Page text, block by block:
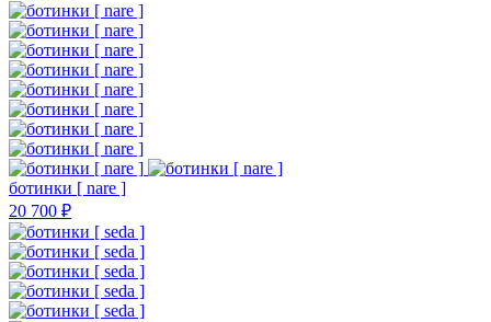
ботинки [ nare ]
20 700 ₽